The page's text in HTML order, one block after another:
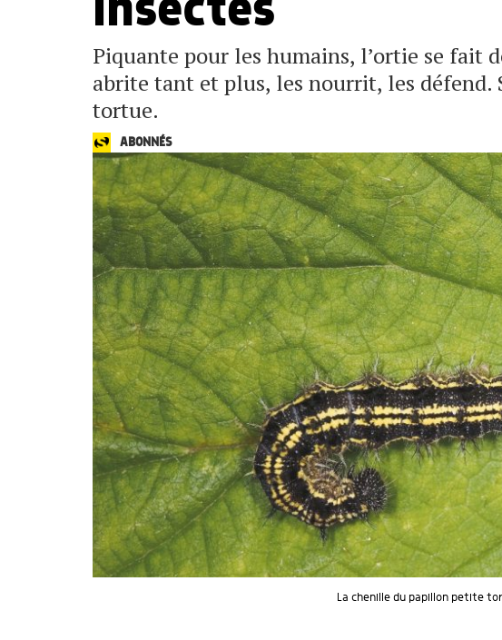
insectes
Piquante pour les humains, l’ortie se fait
abrite tant et plus, les nourrit, les
tortue.
ABONNÉS
La chenille du papillon petite